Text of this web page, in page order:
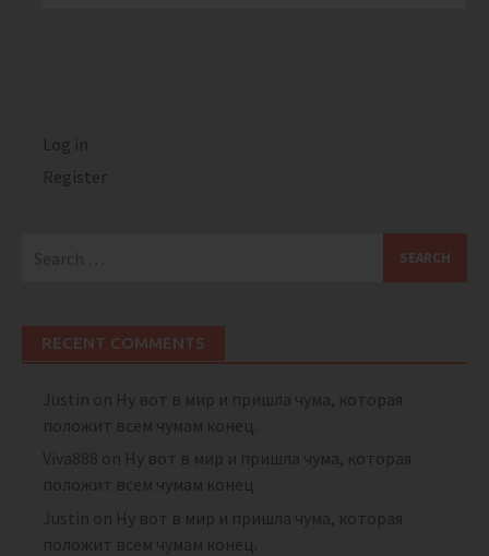
Log in
Register
RECENT COMMENTS
Justin on Ну вот в мир и пришла чума, которая
положит всем чумам конец.
Viva888 on Ну вот в мир и пришла чума, которая
положит всем чумам конец.
Justin on Ну вот в мир и пришла чума, которая
положит всем чумам конец.